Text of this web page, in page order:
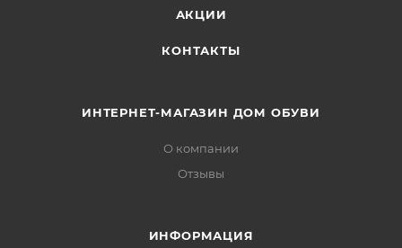
АКЦИИ
КОНТАКТЫ
ИНТЕРНЕТ-МАГАЗИН ДОМ ОБУВИ
О компании
Отзывы
ИНФОРМАЦИЯ